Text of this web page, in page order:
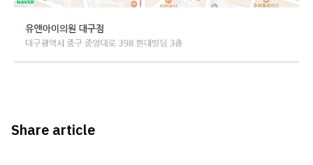
Share article